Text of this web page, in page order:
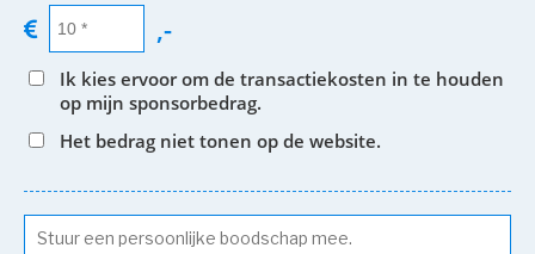
,-
Ik kies ervoor om de transactiekosten in te houden
op mijn sponsorbedrag.
Het bedrag niet tonen op de website.